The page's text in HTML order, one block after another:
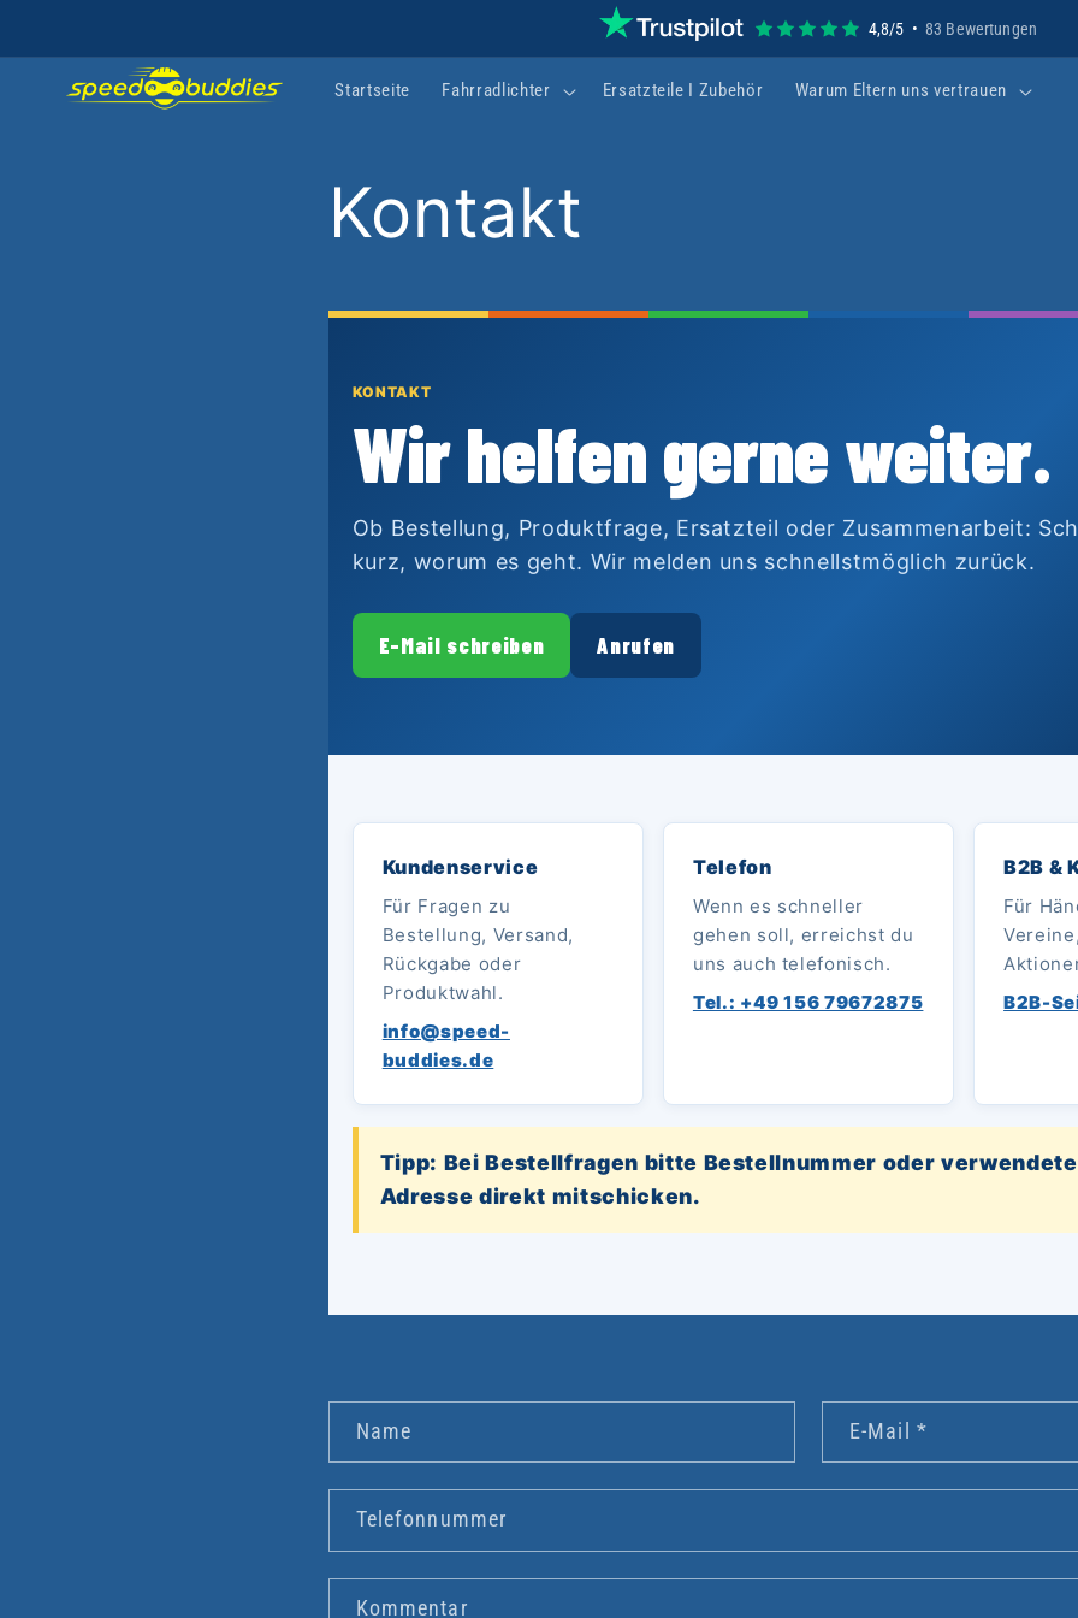
Inhalt
4,8/5 •83 Bewertungen
Startseite Fahrradlichter Ersatzteile I Zubehör Warum Eltern uns vertrauen
Kontakt
KONTAKT
Wir helfen gerne weiter.
Ob Bestellung, Produktfrage, Ersatzteil oder Zusammenarbeit:
kurz, worum es geht. Wir melden uns schnellstmöglich zurück.
E-Mail schreiben Anrufen
Kundenservice
Für Fragen zu
Bestellung, Versand,
Rückgabe oder
Produktwahl.
info@speed-
buddies.de
Telefon
Wenn es schneller
gehen soll, erreichst du
uns auch telefonisch.
Tel.: +49 156 79672875
B2B &
Für
B2B-
Tipp: Bei Bestellfragen bitte Bestellnummer oder
Adresse direkt mitschicken.
o
n
t
a
Name E-Mail *
Telefonnummer
Kommentar